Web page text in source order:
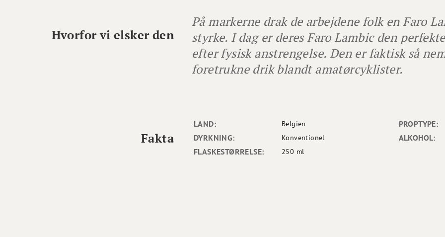
Hvorfor vi elsker den
På markerne drak de arbejdene folk en Faro
styrke. I dag er deres Faro Lambic den
efter fysisk anstrengelse. Den er faktisk så
foretrukne drik blandt amatørcyklister.
LAND: Belgien
DYRKNING: Konventionel
FLASKESTØRRELSE: 250 ml
PROPTYPE:
ALKOHOL:
Fakta